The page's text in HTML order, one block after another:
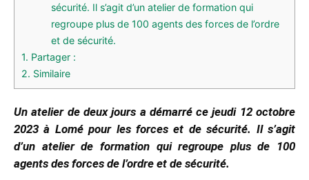
sécurité. Il s’agit d’un atelier de formation qui
regroupe plus de 100 agents des forces de l’ordre
et de sécurité.
1. Partager :
2. Similaire
Un atelier de deux jours a démarré ce jeudi 12 octobre
2023 à Lomé pour les forces et de sécurité. Il s’agit
d’un atelier de formation qui regroupe plus de 100
agents des forces de l’ordre et de sécurité.